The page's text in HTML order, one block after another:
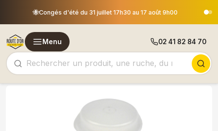
d'été du 31 juillet 17h30 au 17 août 9h00 🐝 Les
Menu 02 41 82 84 70